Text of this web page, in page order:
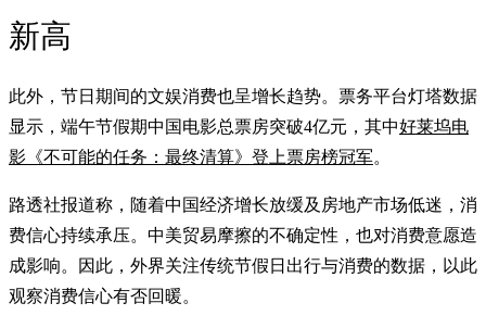
新高
此外，节日期间的文娱消费也呈增长趋势。票务平台灯塔数据
显示，端午节假期中国电影总票房突破4亿元，其中好莱坞电
影《不可能的任务：最终清算》登上票房榜冠军。
路透社报道称，随着中国经济增长放缓及房地产市场低迷，消
费信心持续承压。中美贸易摩擦的不确定性，也对消费意愿造
成影响。因此，外界关注传统节假日出行与消费的数据，以此
观察消费信心有否回暖。